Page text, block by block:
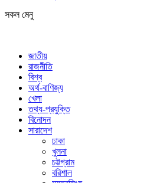
সকল মেনু
জাতীয়
রাজনীতি
বিশ্ব
অর্থ-বাণিজ্য
খেলা
তথ্য-প্রযুক্তি
বিনোদন
সারাদেশ
ঢাকা
খুলনা
চট্টগ্রাম
বরিশাল